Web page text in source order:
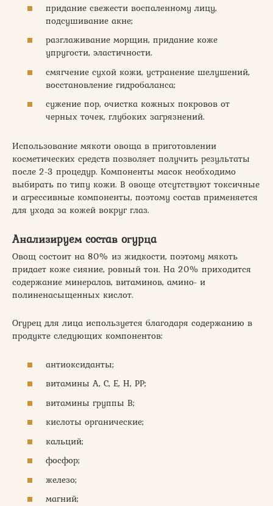
придание свежести воспаленному лицу,
подсушивание акне;
разглаживание морщин, придание коже
упругости, эластичности.
смягчение сухой кожи, устранение шелушений,
восстановление гидробаланса;
сужение пор, очистка кожных покровов от
черных точек, глубоких загрязнений.
Использование мякоти овоща в приготовлении
косметических средств позволяет получить результаты
после 2-3 процедур. Компоненты масок необходимо
выбирать по типу кожи. В овоще отсутствуют токсичные
и агрессивные компоненты, поэтому состав применяется
для ухода за кожей вокруг глаз.
Анализируем состав огурца
Овощ состоит на 80% из жидкости, поэтому мякоть
придает коже сияние, ровный тон. На 20% приходится
содержание минералов, витаминов, амино- и
полиненасыщенных кислот.
Огурец для лица используется благодаря содержанию в
продукте следующих компонентов:
антиоксиданты;
витамины А, С, Е, Н, РР;
витамины группы В;
кислоты органические;
кальций;
фосфор;
железо;
магний;